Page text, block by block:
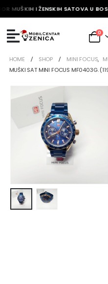
MUŠKIH I ŽENSKIH SATOVA U
0
HOME SHOP MINI FOCUS,
MUŠKI SAT MINI FOCUS MF0403G.